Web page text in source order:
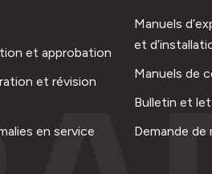
et approbation
et révision
en service
Manuels
et
Manuels de
Bulletin et
Demande